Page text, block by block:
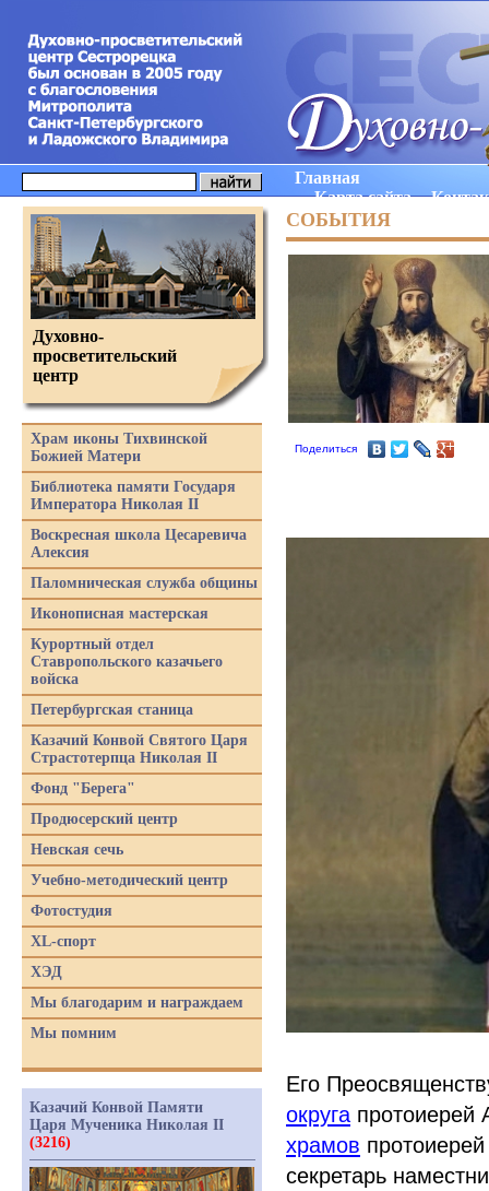
Главная
Карта сайта
СОБЫТИЯ
Поделиться
Его
округа протоиерей
храмов
секретарь
Духовно-
просветительский
центр
Храм иконы Тихвинской
Божией Матери
Библиотека памяти Государя
Императора Николая II
Воскресная школа Цесаревича
Алексия
Паломническая служба общины
Иконописная мастерская
Курортный отдел
Ставропольского казачьего
войска
Петербургская станица
Казачий Конвой Святого Царя
Страстотерпца Николая II
Фонд "Берега"
Продюсерский центр
Невская сечь
Учебно-методический центр
Фотостудия
XL-спорт
ХЭД
Мы благодарим и награждаем
Мы помним
Казачий Конвой Памяти
Царя Мученика Николая II
(3216)